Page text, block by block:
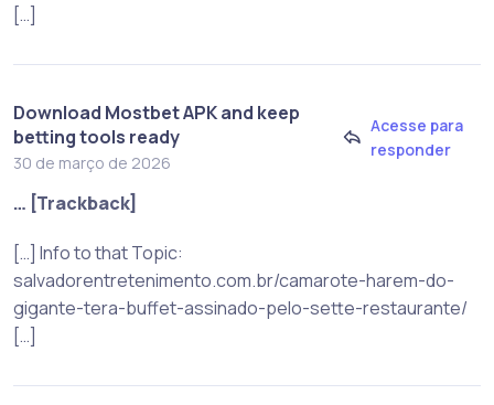
[…]
Download Mostbet APK and keep
betting tools ready
30 de março de 2026
Acesse para
responder
… [Trackback]
[…] Info to that Topic:
salvadorentretenimento.com.br/camarote-harem-do-
gigante-tera-buffet-assinado-pelo-sette-restaurante/
[…]